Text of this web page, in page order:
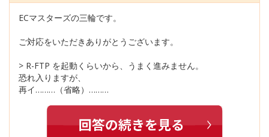
ECマスターズの三輪です。
ご対応をいただきありがとうございます。
> R-FTP を起動くらいから、うまく進みません。
恐れ入りますが、
再イ………（省略）………